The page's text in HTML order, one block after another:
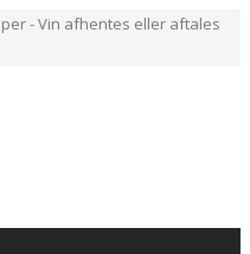
- Vin afhentes eller aftales